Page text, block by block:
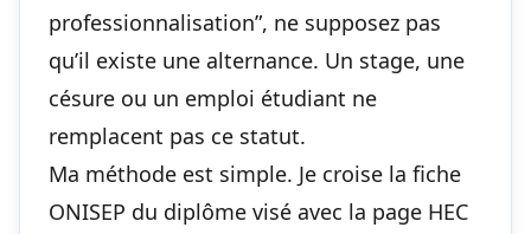
professionnalisation”, ne supposez pas
qu’il existe une alternance. Un stage, une
césure ou un emploi étudiant ne
remplacent pas ce statut.
Ma méthode est simple. Je croise la fiche
ONISEP du diplôme visé avec la page HEC